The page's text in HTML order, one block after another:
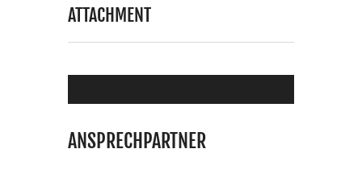
ATTACHMENT
ANSPRECHPARTNER